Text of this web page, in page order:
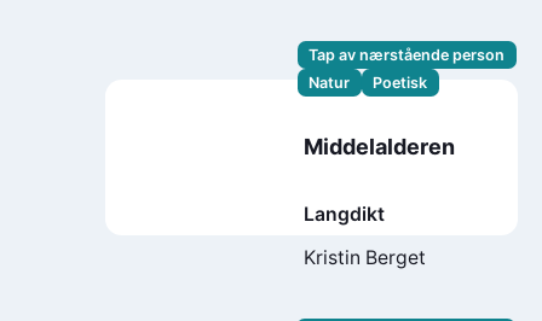
Tap av nærstående person
Natur
Poetisk
Middelalderen
Langdikt
Kristin Berget